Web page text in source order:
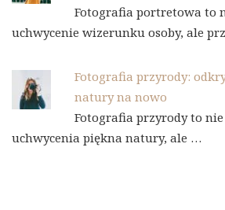
Fotografia portretowa to
uchwycenie wizerunku osoby, ale
Fotografia przyrody:
natury na nowo
Fotografia przyrody to
uchwycenia piękna natury, ale …